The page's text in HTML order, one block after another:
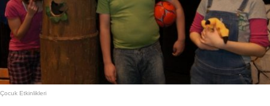
Çocuk Etkinlikleri